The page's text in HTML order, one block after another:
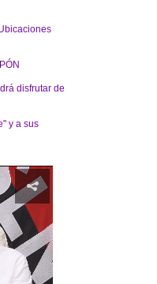
disfrutar de
y a sus